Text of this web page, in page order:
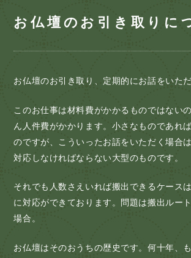
お仏壇のお引き取りに
お仏壇のお引き取り、定期的にお話をいた
このお仕事は材料費がかかるものではない
ん人件費がかかります。小さなものであれ
のですが、こういったお話をいただく場合
対応しなければならない大型のものです。
それでも人数さえいれば搬出できるケース
に対応ができております。問題は搬出ルー
場合。
お仏壇はそのおうちの歴史です。何十年、